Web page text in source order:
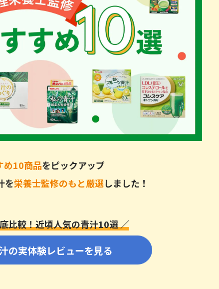
いドクターベジフル青汁！
め10商品をピックアップ
を栄養士監修のもと厳選しました！
比較！近頃人気の青汁10選 ／
の実体験レビューを見る